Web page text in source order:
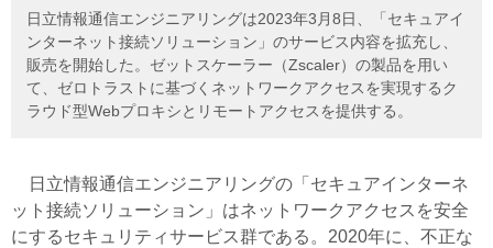
日立情報通信エンジニアリングは2023年3月8日、「セキュアイ
ンターネット接続ソリューション」のサービス内容を拡充し、
販売を開始した。ゼットスケーラー（Zscaler）の製品を用い
て、ゼロトラストに基づくネットワークアクセスを実現するク
ラウド型Webプロキシとリモートアクセスを提供する。
日立情報通信エンジニアリングの「セキュアインターネ
ット接続ソリューション」はネットワークアクセスを安全
にするセキュリティサービス群である。2020年に、不正な